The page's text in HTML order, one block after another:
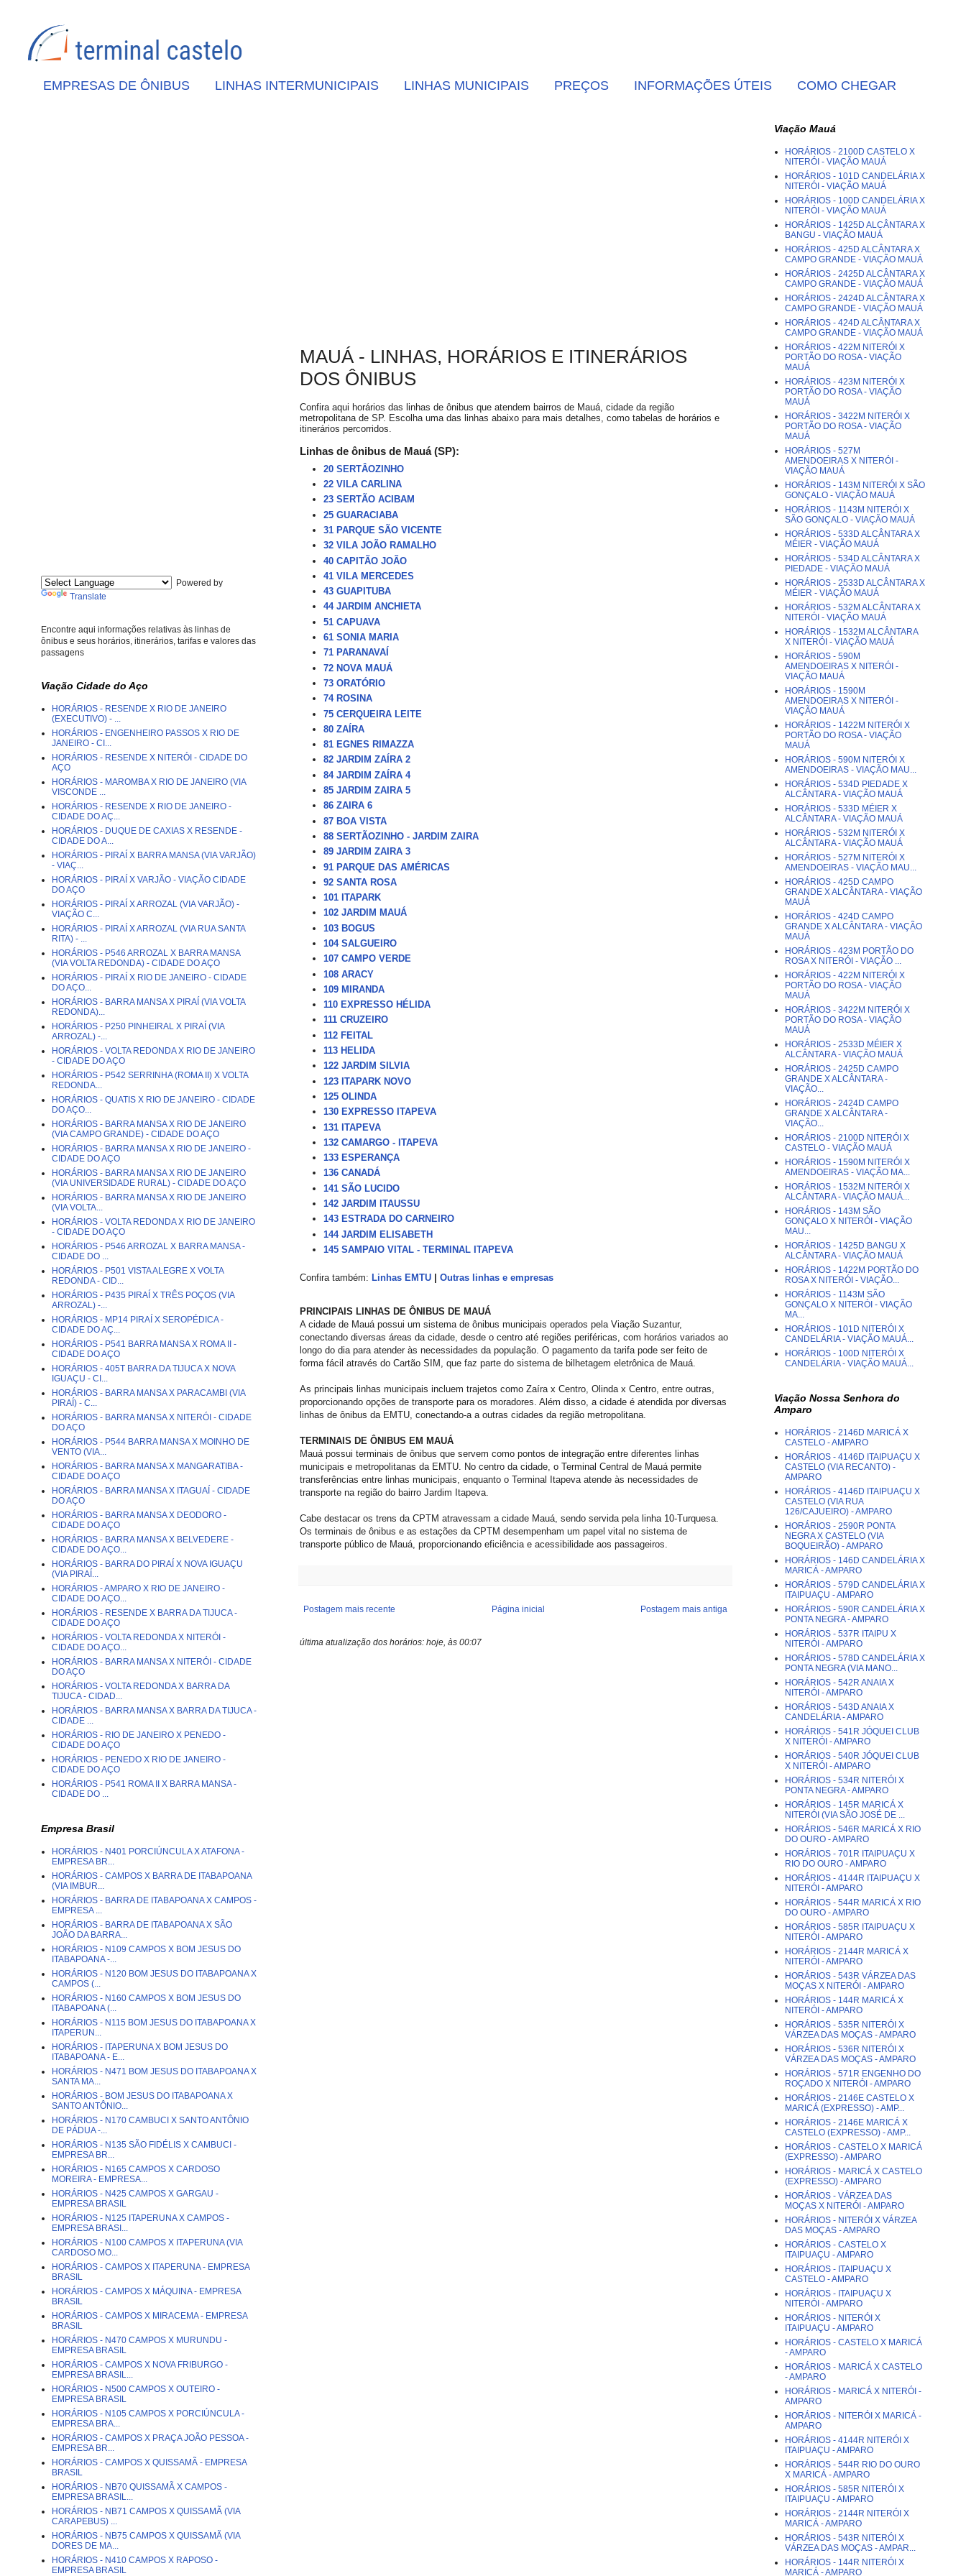
EMPRESAS DE ÔNIBUS LINHAS INTERMUNICIPAIS LINHAS MUNICIPAIS PREÇOS INFORMAÇÕES ÚTEIS COMO CHEGAR
MAUÁ - LINHAS, HORÁRIOS E ITINERÁRIOS
DOS ÔNIBUS
Confira aqui horários das linhas de ônibus que atendem bairros de Mauá, cidade da região
metropolitana de SP. Escolha uma das linhas abaixo para mais detalhes, como tabelas de horários e
itinerários percorridos.
Linhas de ônibus de Mauá (SP):
20 SERTÂOZINHO
22 VILA CARLINA
23 SERTÃO ACIBAM
25 GUARACIABA
31 PARQUE SÃO VICENTE
32 VILA JOÃO RAMALHO
40 CAPITÃO JOÃO
41 VILA MERCEDES
43 GUAPITUBA
44 JARDIM ANCHIETA
51 CAPUAVA
61 SONIA MARIA
71 PARANAVAÍ
72 NOVA MAUÁ
73 ORATÓRIO
74 ROSINA
75 CERQUEIRA LEITE
80 ZAÍRA
81 EGNES RIMAZZA
82 JARDIM ZAÍRA 2
84 JARDIM ZAÍRA 4
85 JARDIM ZAIRA 5
86 ZAIRA 6
87 BOA VISTA
88 SERTÃOZINHO - JARDIM ZAIRA
89 JARDIM ZAIRA 3
91 PARQUE DAS AMÉRICAS
92 SANTA ROSA
101 ITAPARK
102 JARDIM MAUÁ
103 BOGUS
104 SALGUEIRO
107 CAMPO VERDE
108 ARACY
109 MIRANDA
110 EXPRESSO HÉLIDA
111 CRUZEIRO
112 FEITAL
113 HELIDA
122 JARDIM SILVIA
123 ITAPARK NOVO
125 OLINDA
130 EXPRESSO ITAPEVA
131 ITAPEVA
132 CAMARGO - ITAPEVA
133 ESPERANÇA
136 CANADÁ
141 SÃO LUCIDO
142 JARDIM ITAUSSU
143 ESTRADA DO CARNEIRO
144 JARDIM ELISABETH
145 SAMPAIO VITAL - TERMINAL ITAPEVA
Confira também: Linhas EMTU | Outras linhas e empresas
PRINCIPAIS LINHAS DE ÔNIBUS DE MAUÁ
A cidade de Mauá possui um sistema de ônibus municipais operados pela Viação Suzantur,
conectando diversas áreas da cidade, desde o centro até regiões periféricas, com horários variados ao
longo do dia para atender às necessidades da população. O pagamento da tarifa pode ser feito de
forma fácil através do Cartão SIM, que faz parte do sistema de bilhetagem eletrônica de Mauá.
As principais linhas municipais incluem trajetos como Zaíra x Centro, Olinda x Centro, entre outras,
proporcionando opções de transporte para os moradores. Além disso, a cidade é atendida por diversas
linhas de ônibus da EMTU, conectando-a a outras cidades da região metropolitana.
TERMINAIS DE ÔNIBUS EM MAUÁ
Mauá possui terminais de ônibus que servem como pontos de integração entre diferentes linhas
municipais e metropolitanas da EMTU. No centro da cidade, o Terminal Central de Mauá permite
transferências entre linhas municipais, enquanto o Terminal Itapeva atende às necessidades de
transporte na região do bairro Jardim Itapeva.
Cabe destacar os trens da CPTM atravessam a cidade Mauá, sendo servida pela linha 10-Turquesa.
Os terminais de ônibus e as estações da CPTM desempenham um papel vital no sistema de
transporte público de Mauá, proporcionando eficiência e acessibilidade aos passageiros.
Postagem mais recente Postagem mais antiga
Página inicial
última atualização dos horários: hoje, às 00:07
Powered by
Translate
Encontre aqui informações relativas às linhas de
ônibus e seus horários, itinerários, tarifas e valores das
passagens
Viação Cidade do Aço
HORÁRIOS - RESENDE X RIO DE JANEIRO
(EXECUTIVO) - ...
HORÁRIOS - ENGENHEIRO PASSOS X RIO DE
JANEIRO - CI...
HORÁRIOS - RESENDE X NITERÓI - CIDADE DO
AÇO
HORÁRIOS - MAROMBA X RIO DE JANEIRO (VIA
VISCONDE ...
HORÁRIOS - RESENDE X RIO DE JANEIRO -
CIDADE DO AÇ...
HORÁRIOS - DUQUE DE CAXIAS X RESENDE -
CIDADE DO A...
HORÁRIOS - PIRAÍ X BARRA MANSA (VIA VARJÃO)
- VIAÇ...
HORÁRIOS - PIRAÍ X VARJÃO - VIAÇÃO CIDADE
DO AÇO
HORÁRIOS - PIRAÍ X ARROZAL (VIA VARJÃO) -
VIAÇÃO C...
HORÁRIOS - PIRAÍ X ARROZAL (VIA RUA SANTA
RITA) - ...
HORÁRIOS - P546 ARROZAL X BARRA MANSA
(VIA VOLTA REDONDA) - CIDADE DO AÇO
HORÁRIOS - PIRAÍ X RIO DE JANEIRO - CIDADE
DO AÇO...
HORÁRIOS - BARRA MANSA X PIRAÍ (VIA VOLTA
REDONDA)...
HORÁRIOS - P250 PINHEIRAL X PIRAÍ (VIA
ARROZAL) -...
HORÁRIOS - VOLTA REDONDA X RIO DE JANEIRO
- CIDADE DO AÇO
HORÁRIOS - P542 SERRINHA (ROMA II) X VOLTA
REDONDA...
HORÁRIOS - QUATIS X RIO DE JANEIRO - CIDADE
DO AÇO...
HORÁRIOS - BARRA MANSA X RIO DE JANEIRO
(VIA CAMPO GRANDE) - CIDADE DO AÇO
HORÁRIOS - BARRA MANSA X RIO DE JANEIRO -
CIDADE DO AÇO
HORÁRIOS - BARRA MANSA X RIO DE JANEIRO
(VIA UNIVERSIDADE RURAL) - CIDADE DO AÇO
HORÁRIOS - BARRA MANSA X RIO DE JANEIRO
(VIA VOLTA...
HORÁRIOS - VOLTA REDONDA X RIO DE JANEIRO
- CIDADE DO AÇO
HORÁRIOS - P546 ARROZAL X BARRA MANSA -
CIDADE DO ...
HORÁRIOS - P501 VISTA ALEGRE X VOLTA
REDONDA - CID...
HORÁRIOS - P435 PIRAÍ X TRÊS POÇOS (VIA
ARROZAL) -...
HORÁRIOS - MP14 PIRAÍ X SEROPÉDICA -
CIDADE DO AÇ...
HORÁRIOS - P541 BARRA MANSA X ROMA II -
CIDADE DO AÇO
HORÁRIOS - 405T BARRA DA TIJUCA X NOVA
IGUAÇU - CI...
HORÁRIOS - BARRA MANSA X PARACAMBI (VIA
PIRAÍ) - C...
HORÁRIOS - BARRA MANSA X NITERÓI - CIDADE
DO AÇO
HORÁRIOS - P544 BARRA MANSA X MOINHO DE
VENTO (VIA...
HORÁRIOS - BARRA MANSA X MANGARATIBA -
CIDADE DO AÇO
HORÁRIOS - BARRA MANSA X ITAGUAÍ - CIDADE
DO AÇO
HORÁRIOS - BARRA MANSA X DEODORO -
CIDADE DO AÇO
HORÁRIOS - BARRA MANSA X BELVEDERE -
CIDADE DO AÇO...
HORÁRIOS - BARRA DO PIRAÍ X NOVA IGUAÇU
(VIA PIRAÍ...
HORÁRIOS - AMPARO X RIO DE JANEIRO -
CIDADE DO AÇO...
HORÁRIOS - RESENDE X BARRA DA TIJUCA -
CIDADE DO AÇO
HORÁRIOS - VOLTA REDONDA X NITERÓI -
CIDADE DO AÇO...
HORÁRIOS - BARRA MANSA X NITERÓI - CIDADE
DO AÇO
HORÁRIOS - VOLTA REDONDA X BARRA DA
TIJUCA - CIDAD...
HORÁRIOS - BARRA MANSA X BARRA DA TIJUCA -
CIDADE ...
HORÁRIOS - RIO DE JANEIRO X PENEDO -
CIDADE DO AÇO
HORÁRIOS - PENEDO X RIO DE JANEIRO -
CIDADE DO AÇO
HORÁRIOS - P541 ROMA II X BARRA MANSA -
CIDADE DO ...
Empresa Brasil
HORÁRIOS - N401 PORCIÚNCULA X ATAFONA -
EMPRESA BR...
HORÁRIOS - CAMPOS X BARRA DE ITABAPOANA
(VIA IMBUR...
HORÁRIOS - BARRA DE ITABAPOANA X CAMPOS -
EMPRESA ...
HORÁRIOS - BARRA DE ITABAPOANA X SÃO
JOÃO DA BARRA...
HORÁRIOS - N109 CAMPOS X BOM JESUS DO
ITABAPOANA -...
HORÁRIOS - N120 BOM JESUS DO ITABAPOANA X
CAMPOS (...
HORÁRIOS - N160 CAMPOS X BOM JESUS DO
ITABAPOANA (...
HORÁRIOS - N115 BOM JESUS DO ITABAPOANA X
ITAPERUN...
HORÁRIOS - ITAPERUNA X BOM JESUS DO
ITABAPOANA - E...
HORÁRIOS - N471 BOM JESUS DO ITABAPOANA X
SANTA MA...
HORÁRIOS - BOM JESUS DO ITABAPOANA X
SANTO ANTÔNIO...
HORÁRIOS - N170 CAMBUCI X SANTO ANTÔNIO
DE PÁDUA -...
HORÁRIOS - N135 SÃO FIDÉLIS X CAMBUCI -
EMPRESA BR...
HORÁRIOS - N165 CAMPOS X CARDOSO
MOREIRA - EMPRESA...
HORÁRIOS - N425 CAMPOS X GARGAU -
EMPRESA BRASIL
HORÁRIOS - N125 ITAPERUNA X CAMPOS -
EMPRESA BRASI...
HORÁRIOS - N100 CAMPOS X ITAPERUNA (VIA
CARDOSO MO...
HORÁRIOS - CAMPOS X ITAPERUNA - EMPRESA
BRASIL
HORÁRIOS - CAMPOS X MÁQUINA - EMPRESA
BRASIL
HORÁRIOS - CAMPOS X MIRACEMA - EMPRESA
BRASIL
HORÁRIOS - N470 CAMPOS X MURUNDU -
EMPRESA BRASIL
HORÁRIOS - CAMPOS X NOVA FRIBURGO -
EMPRESA BRASIL...
HORÁRIOS - N500 CAMPOS X OUTEIRO -
EMPRESA BRASIL
HORÁRIOS - N105 CAMPOS X PORCIÚNCULA -
EMPRESA BRA...
HORÁRIOS - CAMPOS X PRAÇA JOÃO PESSOA -
EMPRESA BR...
HORÁRIOS - CAMPOS X QUISSAMÃ - EMPRESA
BRASIL
HORÁRIOS - NB70 QUISSAMÃ X CAMPOS -
EMPRESA BRASIL...
HORÁRIOS - NB71 CAMPOS X QUISSAMÃ (VIA
CARAPEBUS) ...
HORÁRIOS - NB75 CAMPOS X QUISSAMÃ (VIA
DORES DE MA...
HORÁRIOS - N410 CAMPOS X RAPOSO -
EMPRESA BRASIL
Viação Mauá
HORÁRIOS - 2100D CASTELO X
NITERÓI - VIAÇÃO MAUÁ
HORÁRIOS - 101D CANDELÁRIA X
NITERÓI - VIAÇÃO MAUÁ
HORÁRIOS - 100D CANDELÁRIA X
NITERÓI - VIAÇÃO MAUÁ
HORÁRIOS - 1425D ALCÂNTARA X
BANGU - VIAÇÃO MAUÁ
HORÁRIOS - 425D ALCÂNTARA X
CAMPO GRANDE - VIAÇÃO MAUÁ
HORÁRIOS - 2425D ALCÂNTARA X
CAMPO GRANDE - VIAÇÃO MAUÁ
HORÁRIOS - 2424D ALCÂNTARA X
CAMPO GRANDE - VIAÇÃO MAUÁ
HORÁRIOS - 424D ALCÂNTARA X
CAMPO GRANDE - VIAÇÃO MAUÁ
HORÁRIOS - 422M NITERÓI X
PORTÃO DO ROSA - VIAÇÃO
MAUÁ
HORÁRIOS - 423M NITERÓI X
PORTÃO DO ROSA - VIAÇÃO
MAUÁ
HORÁRIOS - 3422M NITERÓI X
PORTÃO DO ROSA - VIAÇÃO
MAUÁ
HORÁRIOS - 527M
AMENDOEIRAS X NITERÓI -
VIAÇÃO MAUÁ
HORÁRIOS - 143M NITERÓI X SÃO
GONÇALO - VIAÇÃO MAUÁ
HORÁRIOS - 1143M NITERÓI X
SÃO GONÇALO - VIAÇÃO MAUÁ
HORÁRIOS - 533D ALCÂNTARA X
MÉIER - VIAÇÃO MAUÁ
HORÁRIOS - 534D ALCÂNTARA X
PIEDADE - VIAÇÃO MAUÁ
HORÁRIOS - 2533D ALCÂNTARA X
MÉIER - VIAÇÃO MAUÁ
HORÁRIOS - 532M ALCÂNTARA X
NITERÓI - VIAÇÃO MAUÁ
HORÁRIOS - 1532M ALCÂNTARA
X NITERÓI - VIAÇÃO MAUÁ
HORÁRIOS - 590M
AMENDOEIRAS X NITERÓI -
VIAÇÃO MAUÁ
HORÁRIOS - 1590M
AMENDOEIRAS X NITERÓI -
VIAÇÃO MAUÁ
HORÁRIOS - 1422M NITERÓI X
PORTÃO DO ROSA - VIAÇÃO
MAUÁ
HORÁRIOS - 590M NITERÓI X
AMENDOEIRAS - VIAÇÃO MAU...
HORÁRIOS - 534D PIEDADE X
ALCÂNTARA - VIAÇÃO MAUÁ
HORÁRIOS - 533D MÉIER X
ALCÂNTARA - VIAÇÃO MAUÁ
HORÁRIOS - 532M NITERÓI X
ALCÂNTARA - VIAÇÃO MAUÁ
HORÁRIOS - 527M NITERÓI X
AMENDOEIRAS - VIAÇÃO MAU...
HORÁRIOS - 425D CAMPO
GRANDE X ALCÂNTARA - VIAÇÃO
MAUÁ
HORÁRIOS - 424D CAMPO
GRANDE X ALCÂNTARA - VIAÇÃO
MAUÁ
HORÁRIOS - 423M PORTÃO DO
ROSA X NITERÓI - VIAÇÃO ...
HORÁRIOS - 422M NITERÓI X
PORTÃO DO ROSA - VIAÇÃO
MAUÁ
HORÁRIOS - 3422M NITERÓI X
PORTÃO DO ROSA - VIAÇÃO
MAUÁ
HORÁRIOS - 2533D MÉIER X
ALCÂNTARA - VIAÇÃO MAUÁ
HORÁRIOS - 2425D CAMPO
GRANDE X ALCÂNTARA -
VIAÇÃO...
HORÁRIOS - 2424D CAMPO
GRANDE X ALCÂNTARA -
VIAÇÃO...
HORÁRIOS - 2100D NITERÓI X
CASTELO - VIAÇÃO MAUÁ
HORÁRIOS - 1590M NITERÓI X
AMENDOEIRAS - VIAÇÃO MA...
HORÁRIOS - 1532M NITERÓI X
ALCÂNTARA - VIAÇÃO MAUÁ...
HORÁRIOS - 143M SÃO
GONÇALO X NITERÓI - VIAÇÃO
MAU...
HORÁRIOS - 1425D BANGU X
ALCÂNTARA - VIAÇÃO MAUÁ
HORÁRIOS - 1422M PORTÃO DO
ROSA X NITERÓI - VIAÇÃO...
HORÁRIOS - 1143M SÃO
GONÇALO X NITERÓI - VIAÇÃO
MA...
HORÁRIOS - 101D NITERÓI X
CANDELÁRIA - VIAÇÃO MAUÁ...
HORÁRIOS - 100D NITERÓI X
CANDELÁRIA - VIAÇÃO MAUÁ...
Viação Nossa Senhora do
Amparo
HORÁRIOS - 2146D MARICÁ X
CASTELO - AMPARO
HORÁRIOS - 4146D ITAIPUAÇU X
CASTELO (VIA RECANTO) -
AMPARO
HORÁRIOS - 4146D ITAIPUAÇU X
CASTELO (VIA RUA
126/CAJUEIRO) - AMPARO
HORÁRIOS - 2590R PONTA
NEGRA X CASTELO (VIA
BOQUEIRÃO) - AMPARO
HORÁRIOS - 146D CANDELÁRIA X
MARICÁ - AMPARO
HORÁRIOS - 579D CANDELÁRIA X
ITAIPUAÇU - AMPARO
HORÁRIOS - 590R CANDELÁRIA X
PONTA NEGRA - AMPARO
HORÁRIOS - 537R ITAIPU X
NITERÓI - AMPARO
HORÁRIOS - 578D CANDELÁRIA X
PONTA NEGRA (VIA MANO...
HORÁRIOS - 542R ANAIA X
NITERÓI - AMPARO
HORÁRIOS - 543D ANAIA X
CANDELÁRIA - AMPARO
HORÁRIOS - 541R JÓQUEI CLUB
X NITERÓI - AMPARO
HORÁRIOS - 540R JÓQUEI CLUB
X NITERÓI - AMPARO
HORÁRIOS - 534R NITERÓI X
PONTA NEGRA - AMPARO
HORÁRIOS - 145R MARICÁ X
NITERÓI (VIA SÃO JOSÉ DE ...
HORÁRIOS - 546R MARICÁ X RIO
DO OURO - AMPARO
HORÁRIOS - 701R ITAIPUAÇU X
RIO DO OURO - AMPARO
HORÁRIOS - 4144R ITAIPUAÇU X
NITERÓI - AMPARO
HORÁRIOS - 544R MARICÁ X RIO
DO OURO - AMPARO
HORÁRIOS - 585R ITAIPUAÇU X
NITERÓI - AMPARO
HORÁRIOS - 2144R MARICÁ X
NITERÓI - AMPARO
HORÁRIOS - 543R VÁRZEA DAS
MOÇAS X NITERÓI - AMPARO
HORÁRIOS - 144R MARICÁ X
NITERÓI - AMPARO
HORÁRIOS - 535R NITERÓI X
VÁRZEA DAS MOÇAS - AMPARO
HORÁRIOS - 536R NITERÓI X
VÁRZEA DAS MOÇAS - AMPARO
HORÁRIOS - 571R ENGENHO DO
ROÇADO X NITERÓI - AMPARO
HORÁRIOS - 2146E CASTELO X
MARICÁ (EXPRESSO) - AMP...
HORÁRIOS - 2146E MARICÁ X
CASTELO (EXPRESSO) - AMP...
HORÁRIOS - CASTELO X MARICÁ
(EXPRESSO) - AMPARO
HORÁRIOS - MARICÁ X CASTELO
(EXPRESSO) - AMPARO
HORÁRIOS - VÁRZEA DAS
MOÇAS X NITERÓI - AMPARO
HORÁRIOS - NITERÓI X VÁRZEA
DAS MOÇAS - AMPARO
HORÁRIOS - CASTELO X
ITAIPUAÇU - AMPARO
HORÁRIOS - ITAIPUAÇU X
CASTELO - AMPARO
HORÁRIOS - ITAIPUAÇU X
NITERÓI - AMPARO
HORÁRIOS - NITERÓI X
ITAIPUAÇU - AMPARO
HORÁRIOS - CASTELO X MARICÁ
- AMPARO
HORÁRIOS - MARICÁ X CASTELO
- AMPARO
HORÁRIOS - MARICÁ X NITERÓI -
AMPARO
HORÁRIOS - NITERÓI X MARICÁ -
AMPARO
HORÁRIOS - 4144R NITERÓI X
ITAIPUAÇU - AMPARO
HORÁRIOS - 544R RIO DO OURO
X MARICÁ - AMPARO
HORÁRIOS - 585R NITERÓI X
ITAIPUAÇU - AMPARO
HORÁRIOS - 2144R NITERÓI X
MARICÁ - AMPARO
HORÁRIOS - 543R NITERÓI X
VÁRZEA DAS MOÇAS - AMPAR...
HORÁRIOS - 144R NITERÓI X
MARICÁ - AMPARO